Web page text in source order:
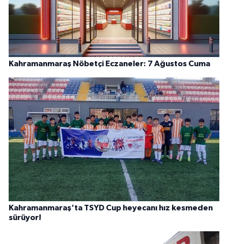
Kahramanmaraş Nöbetçi Eczaneler: 7 Ağustos Cuma
Kahramanmaraş'ta TSYD Cup heyecanı hız kesmeden
sürüyor!